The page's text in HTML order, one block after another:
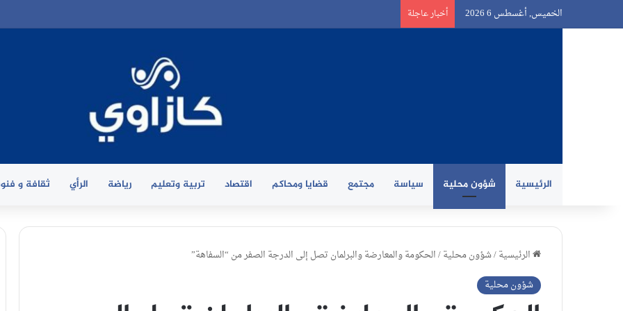
الخميس, أغسطس 6 2026 أخبار عاجلة
الرئيسية شؤون محلية سياسة مجتمع قضايا ومحاكم اقتصاد تربية وتعليم رياضة الرأي ثقافة و
الرئيسية/شؤون محلية/الحكومة والمعارضة والبرلمان تصل إلى الدرجة الصفر من “السفاهة”
شؤون محلية